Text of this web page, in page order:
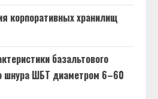
корпоративных хранилищ
базальтового
шнура ШБТ диаметром 6–60